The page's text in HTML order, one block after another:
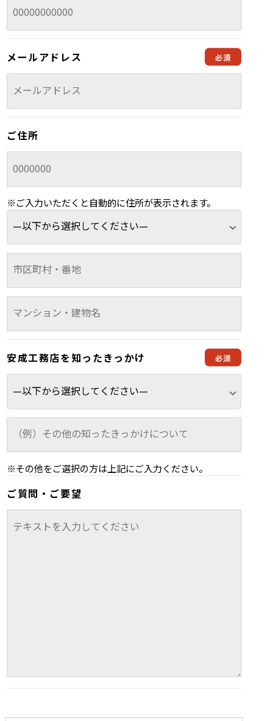
メールアドレス
ご住所
※ご入力いただくと自動的に住所が表示されます。
安成工務店を知ったきっかけ
※その他をご選択の方は上記にご入力ください。
ご質問・ご要望